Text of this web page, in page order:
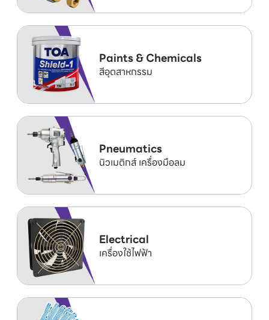
Paints & Chemicals
สีอุตสาหกรรม
Pneumatics
นิวเมติกส์ เครื่องมือลม
Electrical
เครื่องใช้ไฟฟ้า